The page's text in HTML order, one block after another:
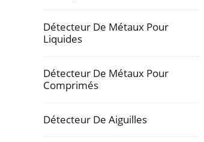
Détecteur De Métaux Pour
Liquides
Détecteur De Métaux Pour
Comprimés
Détecteur De Aiguilles